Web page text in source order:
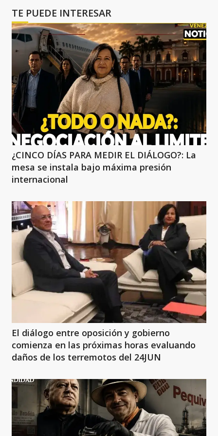
TE PUEDE INTERESAR
¿CINCO DÍAS PARA MEDIR EL DIÁLOGO?: La
mesa se instala bajo máxima presión
internacional
El diálogo entre oposición y gobierno
comienza en las próximas horas evaluando
daños de los terremotos del 24JUN